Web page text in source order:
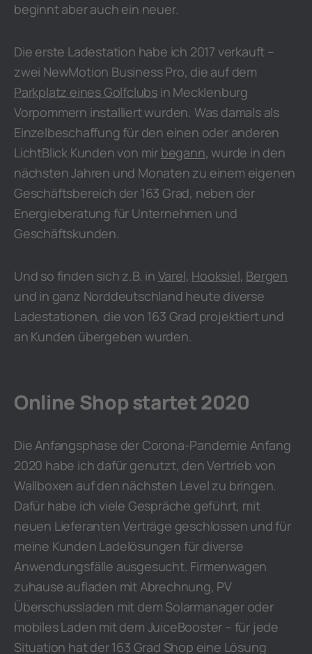
beginnt aber auch ein neuer.
Die erste Ladestation habe ich 2017 verkauft –
zwei NewMotion Business Pro, die auf dem
Parkplatz eines Golfclubs in Mecklenburg
Vorpommern installiert wurden. Was damals als
Einzelbeschaffung für den einen oder anderen
LichtBlick Kunden von mir begann, wurde in den
nächsten Jahren und Monaten zu einem eigenen
Geschäftsbereich der 163 Grad, neben der
Energieberatung für Unternehmen und
Geschäftskunden.
Und so finden sich z.B. in Varel, Hooksiel, Bergen
und in ganz Norddeutschland heute diverse
Ladestationen, die von 163 Grad projektiert und
an Kunden übergeben wurden.
Online Shop startet 2020
Die Anfangsphase der Corona-Pandemie Anfang
2020 habe ich dafür genutzt, den Vertrieb von
Wallboxen auf den nächsten Level zu bringen.
Dafür habe ich viele Gespräche geführt, mit
neuen Lieferanten Verträge geschlossen und für
meine Kunden Ladelösungen für diverse
Anwendungsfälle ausgesucht. Firmenwagen
zuhause aufladen mit Abrechnung, PV
Überschussladen mit dem Solarmanager oder
mobiles Laden mit dem JuiceBooster – für jede
Situation hat der 163 Grad Shop eine Lösung